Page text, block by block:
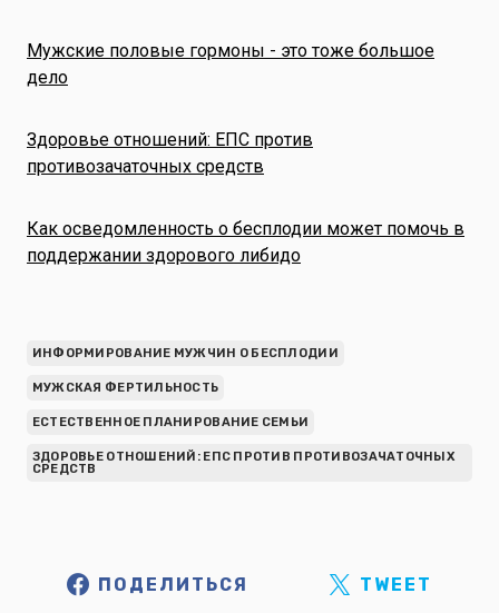
Мужские половые гормоны - это тоже большое
дело
Здоровье отношений: ЕПС против
противозачаточных средств
Как осведомленность о бесплодии может помочь в
поддержании здорового либидо
ИНФОРМИРОВАНИЕ МУЖЧИН О БЕСПЛОДИИ
МУЖСКАЯ ФЕРТИЛЬНОСТЬ
ЕСТЕСТВЕННОЕ ПЛАНИРОВАНИЕ СЕМЬИ
ЗДОРОВЬЕ ОТНОШЕНИЙ: ЕПС ПРОТИВ ПРОТИВОЗАЧАТОЧНЫХ
СРЕДСТВ
ПОДЕЛИТЬСЯ TWEET